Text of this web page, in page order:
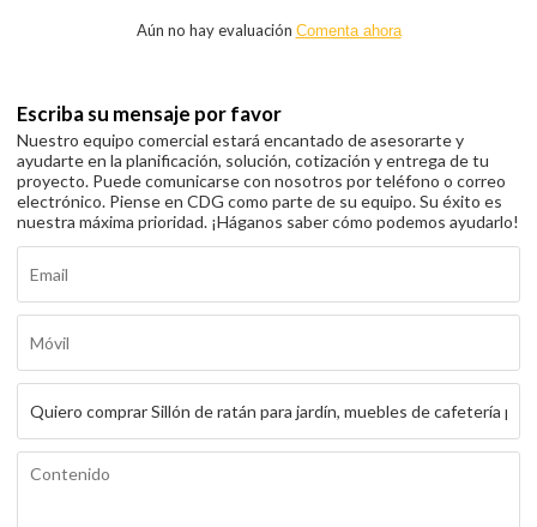
Aún no hay evaluación Comenta ahora
Escriba su mensaje por favor
Nuestro equipo comercial estará encantado de asesorarte y
ayudarte en la planificación, solución, cotización y entrega de tu
proyecto. Puede comunicarse con nosotros por teléfono o correo
electrónico. Piense en CDG como parte de su equipo. Su éxito es
nuestra máxima prioridad. ¡Háganos saber cómo podemos ayudarlo!